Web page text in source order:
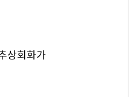
상회화가